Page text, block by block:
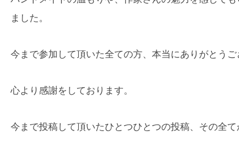
ました。
今まで参加して頂いた全ての方、本当にありがとうご
心より感謝をしております。
今まで投稿して頂いたひとつひとつの投稿、その全て